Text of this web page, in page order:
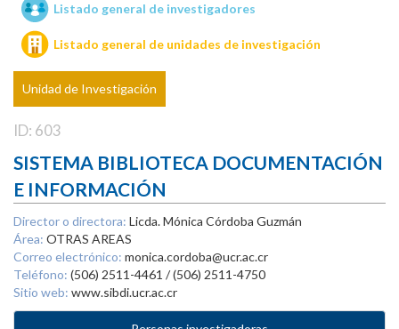
Unidades de investigación
Listado general de investigadores
Listado general de unidades de investigación
Unidad de Investigación
ID: 603
SISTEMA BIBLIOTECA DOCUMENTACIÓN
E INFORMACIÓN
Director o directora: Licda. Mónica Córdoba Guzmán
Área: OTRAS AREAS
Correo electrónico: monica.cordoba@ucr.ac.cr
Teléfono: (506) 2511-4461 / (506) 2511-4750
Sitio web: www.sibdi.ucr.ac.cr